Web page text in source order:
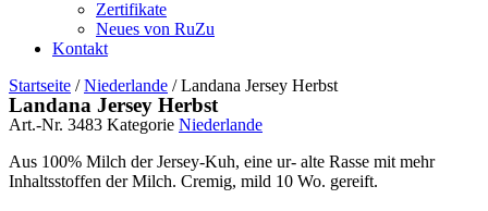
Zertifikate
Neues von RuZu
Kontakt
Startseite /Niederlande / Landana Jersey Herbst
Landana Jersey Herbst
Art.-Nr. 3483 Kategorie Niederlande
Aus 100% Milch der Jersey-Kuh, eine ur- alte Rasse mit mehr
Inhaltsstoffen der Milch. Cremig, mild 10 Wo. gereift.